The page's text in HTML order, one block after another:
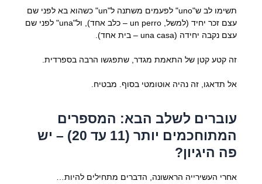
תשימו לב ש"uno" לפעמים משתנה ל"un" כשהוא בא לפני שם
עצם זכר יחיד (למשל, un perro – כלב אחד), ול"una" לפני שם
עצם נקבה יחידה (una casa – בית אחד).
זה קטע קטן של התאמת מגדר, שתפגשו הרבה בספרדית.
אל תדאגו, זה נהיה אוטומטי בסוף. מבטיח.
עוברים לשלב הבא: המספרים
המתוחכמים יותר (11 עד 20) – יש
פה היגיון?
אחרי העשירייה הראשונה, הדברים מתחילים להיות…